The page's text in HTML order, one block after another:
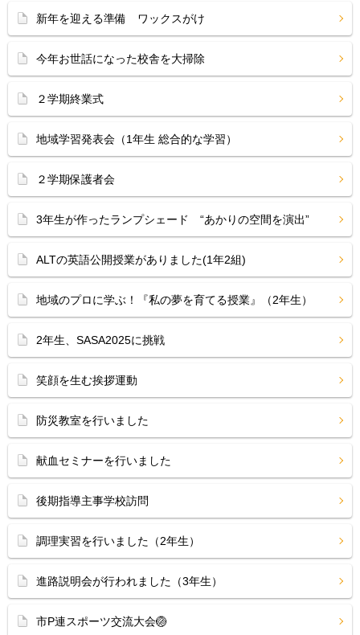
新年を迎える準備 ワックスがけ
今年お世話になった校舎を大掃除
２学期終業式
地域学習発表会（1年生 総合的な学習）
２学期保護者会
3年生が作ったランプシェード “あかりの空間を演出”
ALTの英語公開授業がありました(1年2組)
地域のプロに学ぶ！『私の夢を育てる授業』（2年生）
2年生、SASA2025に挑戦
笑顔を生む挨拶運動
防災教室を行いました
献血セミナーを行いました
後期指導主事学校訪問
調理実習を行いました（2年生）
進路説明会が行われました（3年生）
市P連スポーツ交流大会🏐